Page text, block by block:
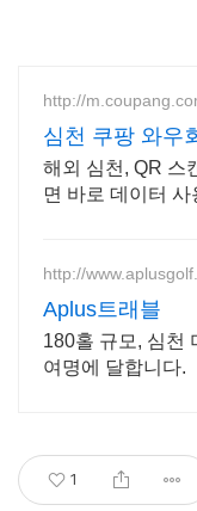
http://
심천 쿠팡 와우
품
해외 심천, QR 스
면 바로 데이터 사
http://
Aplus트래블
180홀 규모, 심천
여명에 달합니다.
1